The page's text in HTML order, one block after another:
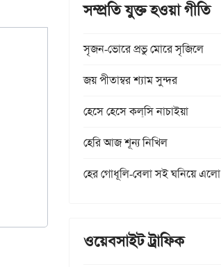
সম্প্রতি যুক্ত হওয়া গীতি
সৃজন-ভোরে প্রভু মোরে সৃজিলে
জয় পীতাম্বর শ্যাম সুন্দর
হেসে হেসে কল্‌সি নাচাইয়া
হেরি আজ শূন্য নিখিল
হের গোধূলি-বেলা সই ঘনিয়ে এলো
ওয়েবসাইট ট্রাফিক